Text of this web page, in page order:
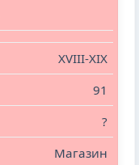
XVIII-XIX
91
?
Магазин